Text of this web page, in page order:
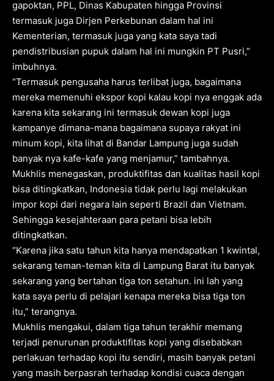
gapoktan, PPL, Dinas Kabupaten hingga Provinsi
termasuk juga Dirjen Perkebunan dalam hal ini
Kementerian, termasuk juga yang kata saya tadi
pendistribusian pupuk dalam hal ini mungkin PT Pusri,”
imbuhnya.
“Termasuk pengusaha harus terlibat juga, bagaimana
mereka memenuhi ekspor kopi kalau kopi nya enggak ada
karena kita sekarang ini termasuk dewan kopi juga
kampanye dimana-mana bagaimana supaya rakyat ini
minum kopi, kita lihat di Bandar Lampung juga sudah
banyak nya kafe-kafe yang menjamur,” tambahnya.
Mukhlis menegaskan, produktifitas dan kualitas hasil kopi
bisa ditingkatkan, Indonesia tidak perlu lagi melakukan
impor kopi dari negara lain seperti Brazil dan Vietnam.
Sehingga kesejahteraan para petani bisa lebih
ditingkatkan.
“Karena jika satu tahun kita hanya mendapatkan 1 kwintal,
sekarang teman-teman kita di Lampung Barat itu banyak
sekarang yang bertahan tiga ton setahun. ini lah yang
kata saya perlu di pelajari kenapa mereka bisa tiga ton
itu,” terangnya.
Mukhlis mengakui, dalam tiga tahun terakhir memang
terjadi penurunan produktifitas kopi yang disebabkan
perlakuan terhadap kopi itu sendiri, masih banyak petani
yang masih berpasrah terhadap kondisi cuaca dengan